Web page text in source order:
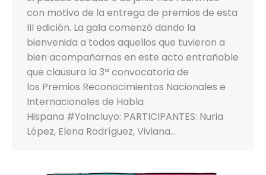
con motivo de la entrega de premios de esta
III edición. La gala comenzó dando la
bienvenida a todos aquellos que tuvieron a
bien acompañarnos en este acto entrañable
que clausura la 3ª convocatoria de
los Premios Reconocimientos Nacionales e
Internacionales de Habla
Hispana #YoIncluyo: PARTICIPANTES: Nuria
López, Elena Rodríguez, Viviana…